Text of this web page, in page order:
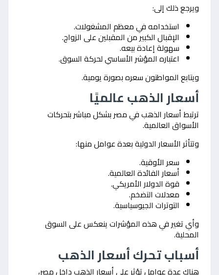
ويرجع ذلك إلى:
استخدامه في معظم المشغولات.
الإقبال الكبير من المقبلين على الزواج.
سهولة إعادة بيعه.
اعتباره المؤشر الأساسي لحركة السوق.
ويتابع المواطنون سعره بصورة يومية.
أسعار الذهب عالميًا
ترتبط أسعار الذهب في مصر بشكل مباشر بتحركات
الأسواق العالمية.
وتتأثر الأسعار الدولية بعدة عوامل منها:
سعر الأوقية.
أسعار الفائدة العالمية.
قوة الدولار الأمريكي.
معدلات التضخم.
التوترات الجيوسياسية.
وأي تغير في هذه المؤشرات ينعكس على السوق
المحلية.
أسباب تحرك أسعار الذهب
هناك عدة عوامل تؤثر على أسعار الذهب داخل مصر،